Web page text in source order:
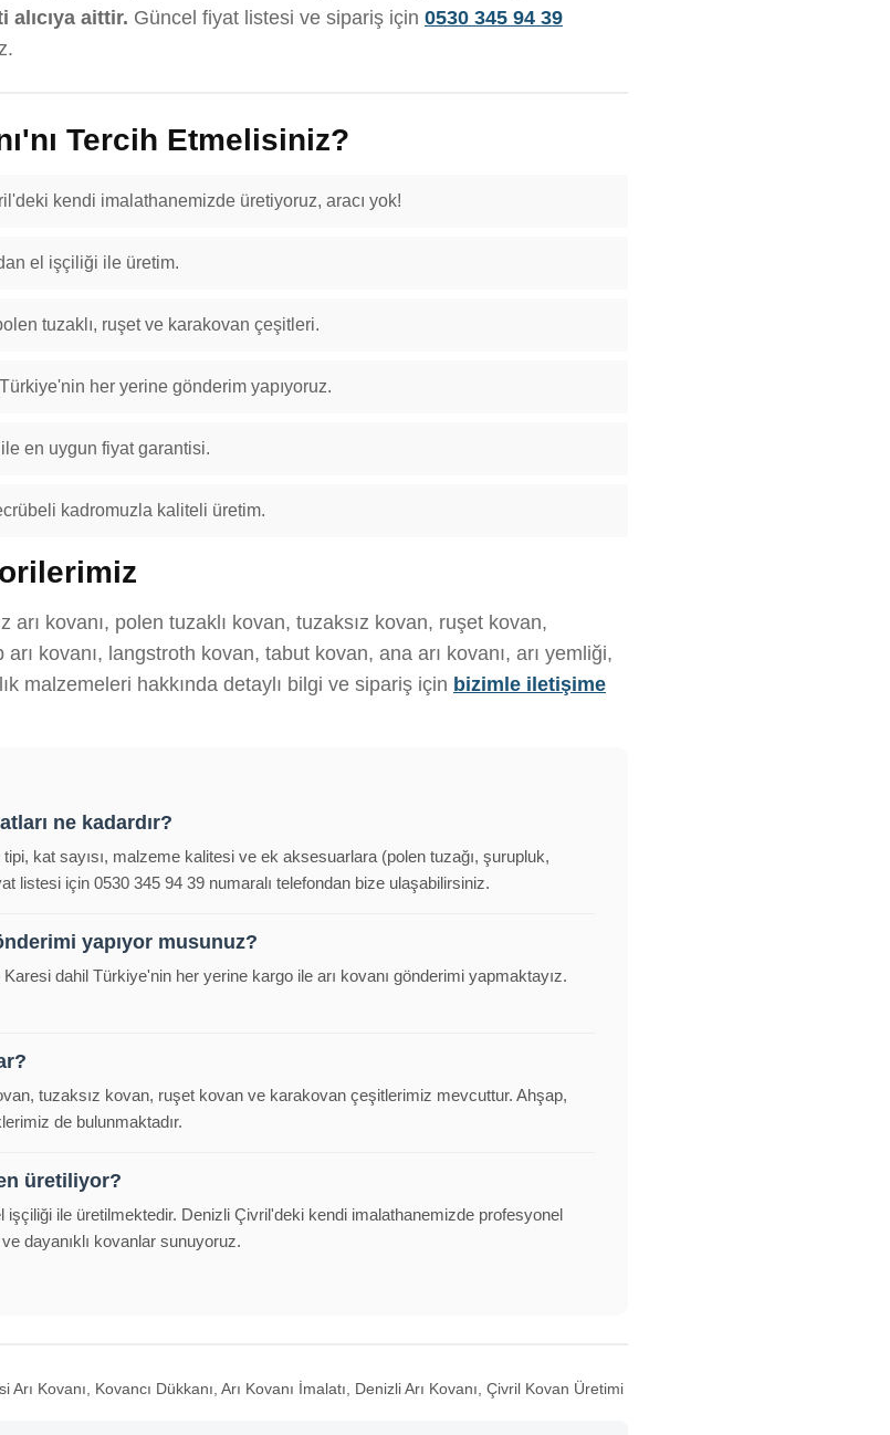
alıcıya aittir. Güncel fiyat listesi ve sipariş için 0530 345 94 39
Tercih Etmelisiniz?
kendi imalathanemizde üretiyoruz, aracı yok!
el işçiliği ile üretim.
tuzaklı, ruşet ve karakovan çeşitleri.
her yerine gönderim yapıyoruz.
ile en uygun fiyat garantisi.
kadromuzla kaliteli üretim.
arı kovanı, polen tuzaklı kovan, tuzaksız kovan, ruşet kovan,
kovanı, langstroth kovan, tabut kovan, ana arı kovanı, arı yemliği,
malzemeleri hakkında detaylı bilgi ve sipariş için bizimle iletişime
ne kadardır?
kat sayısı, malzeme kalitesi ve ek aksesuarlara (polen tuzağı, şurupluk,
listesi için 0530 345 94 39 numaralı telefondan bize ulaşabilirsiniz.
yapıyor musunuz?
dahil Türkiye'nin her yerine kargo ile arı kovanı gönderimi yapmaktayız.
tuzaksız kovan, ruşet kovan ve karakovan çeşitlerimiz mevcuttur. Ahşap,
de bulunmaktadır.
üretiliyor?
işçiliği ile üretilmektedir. Denizli Çivril'deki kendi imalathanemizde profesyonel
dayanıklı kovanlar sunuyoruz.
Kovanı, Kovancı Dükkanı, Arı Kovanı İmalatı, Denizli Arı Kovanı, Çivril Kovan Üretimi